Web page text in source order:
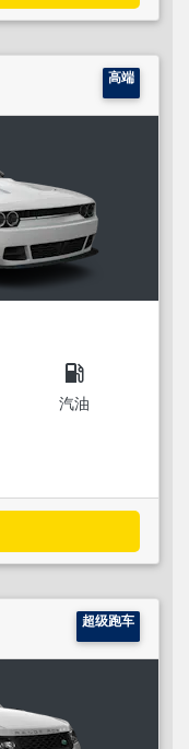
高端
local_gas_station
汽油
超级跑车